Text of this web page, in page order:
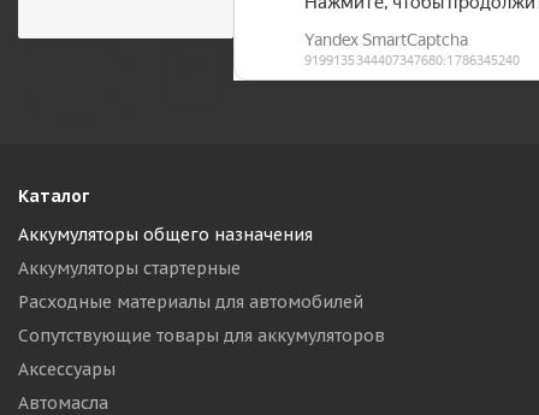
Каталог
Аккумуляторы общего назначения
Аккумуляторы стартерные
Расходные материалы для автомобилей
Сопутствующие товары для аккумуляторов
Аксессуары
Автомасла